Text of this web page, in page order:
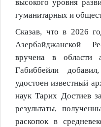
высокого уровня
гуманитарных и
Сказав, что в 2026
Азербайджанской
вручена в области
Габиббейли
удостоен известный
наук Тарих Достиев
результаты,
раскопок в